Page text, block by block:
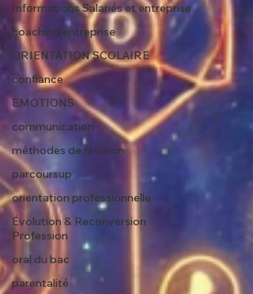
Informations Salariés et entreprise
coaching entreprise
ORIENTATION SCOLAIRE
confiance
EMOTIONS
communication
méthodes de révision
parcoursup
orientation professionnelle
Évolution & Reconversion
Profession
oral du bac
parentalité